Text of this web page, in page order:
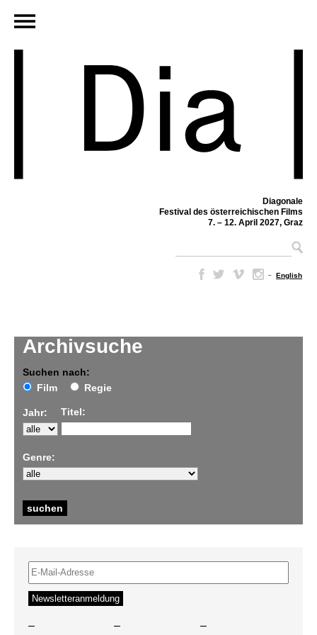
Diagonale
Festival des österreichischen Films
7. – 12. April 2027, Graz
– English
Archivsuche
Suchen nach:
Film
Regie
Jahr: Titel:
Genre:
– – –